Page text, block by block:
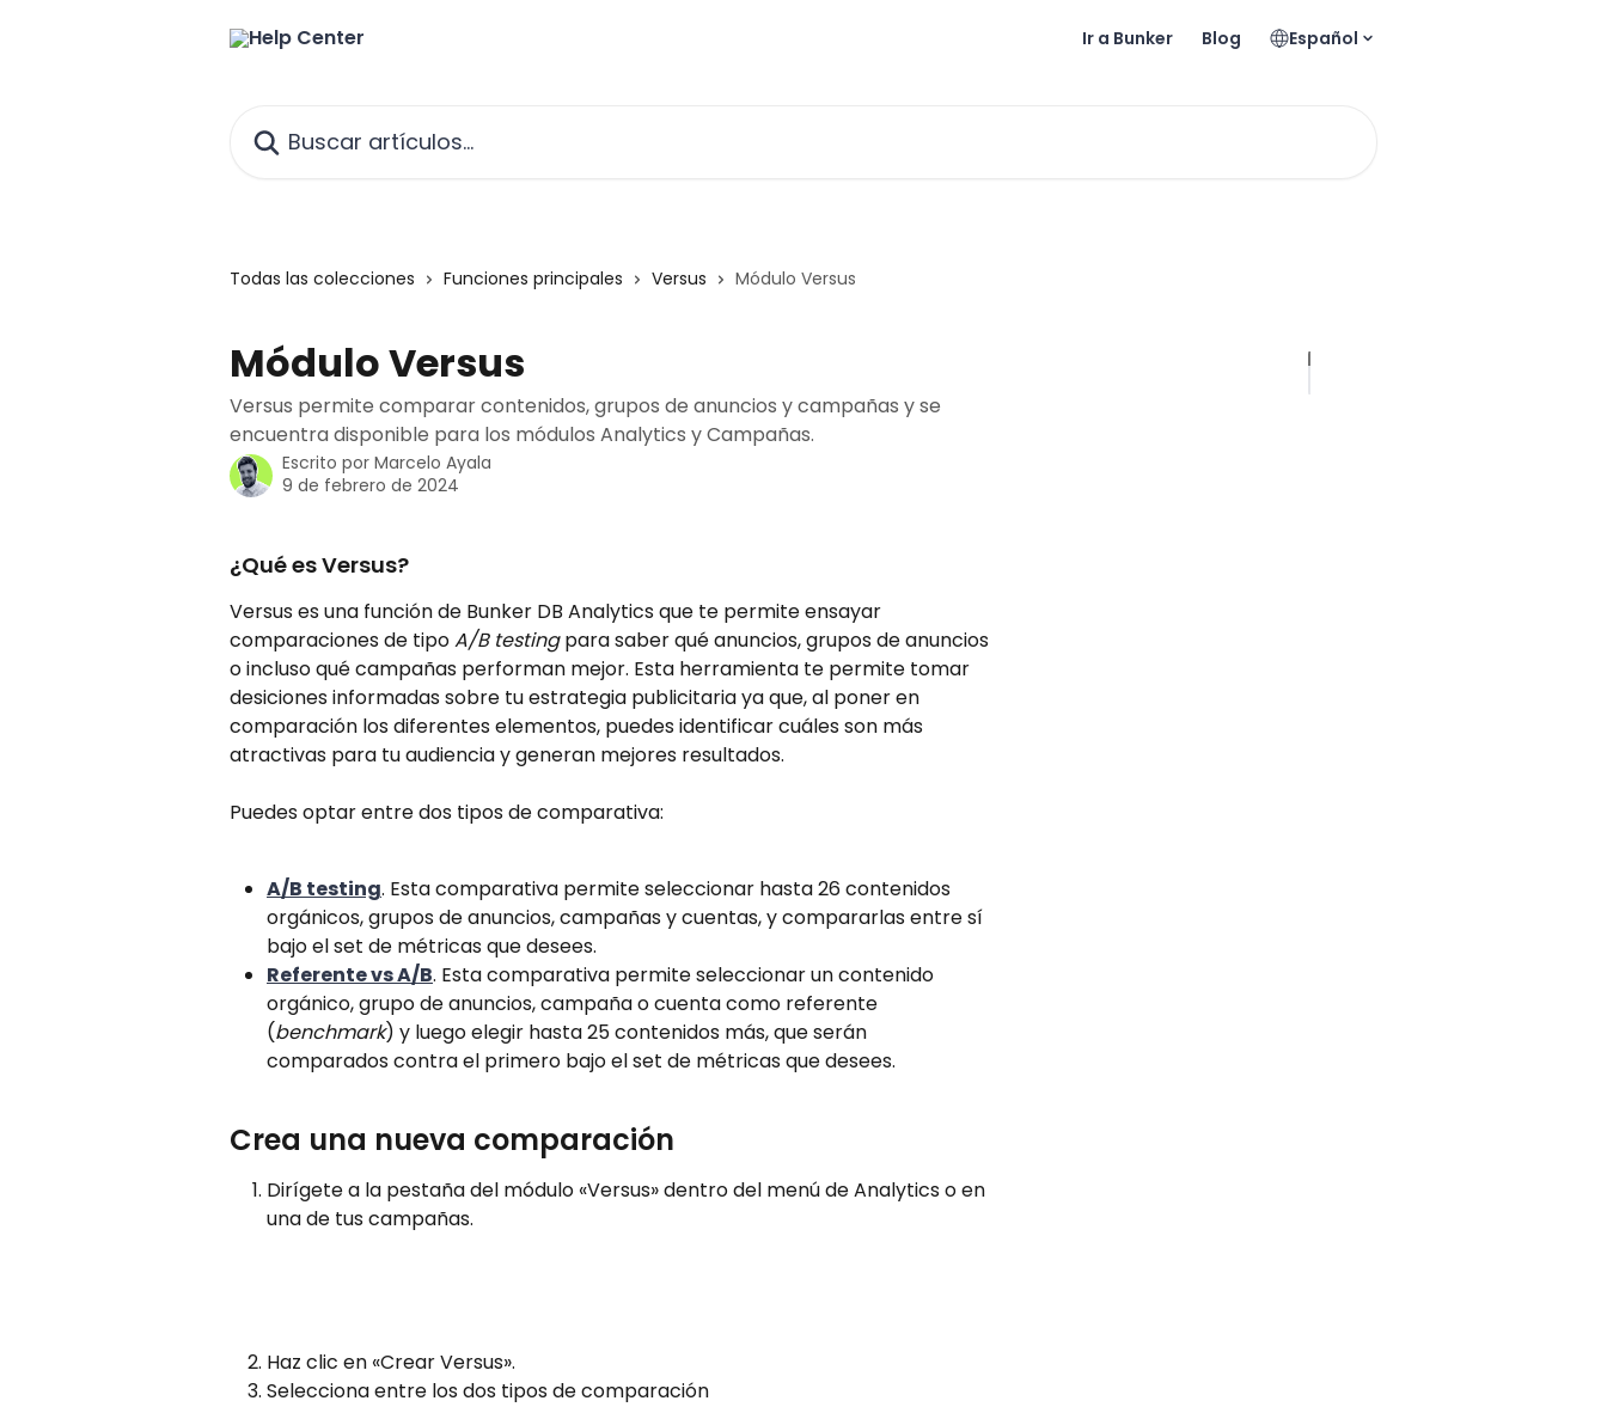
Ir a Bunker Blog Español
Todas las colecciones Funciones principales Versus Módulo Versus
Módulo Versus
Versus permite comparar contenidos, grupos de anuncios y campañas y se
encuentra disponible para los módulos Analytics y Campañas.
Escrito por Marcelo Ayala
9 de febrero de 2024
¿Qué es Versus?
Versus es una función de Bunker DB Analytics que te permite ensayar
comparaciones de tipo A/B testing para saber qué anuncios, grupos de anuncios
o incluso qué campañas performan mejor. Esta herramienta te permite tomar
desiciones informadas sobre tu estrategia publicitaria ya que, al poner en
comparación los diferentes elementos, puedes identificar cuáles son más
atractivas para tu audiencia y generan mejores resultados.
Puedes optar entre dos tipos de comparativa:
A/B testing. Esta comparativa permite seleccionar hasta 26 contenidos
orgánicos, grupos de anuncios, campañas y cuentas, y compararlas entre sí
bajo el set de métricas que desees.
Referente vs A/B. Esta comparativa permite seleccionar un contenido
orgánico, grupo de anuncios, campaña o cuenta como referente
(benchmark) y luego elegir hasta 25 contenidos más, que serán
comparados contra el primero bajo el set de métricas que desees.
Crea una nueva comparación
Dirígete a la pestaña del módulo «Versus» dentro del menú de Analytics o en
una de tus campañas.
Haz clic en «Crear Versus».
Selecciona entre los dos tipos de comparación